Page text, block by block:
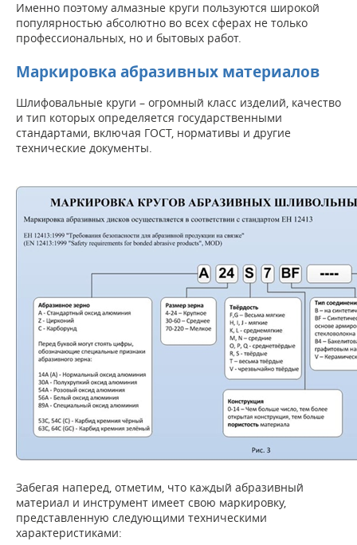
Именно поэтому алмазные круги пользуются широкой
популярностью абсолютно во всех сферах не только
профессиональных, но и бытовых работ.
Маркировка абразивных материалов
Шлифовальные круги – огромный класс изделий, качество
и тип которых определяется государственными
стандартами, включая ГОСТ, нормативы и другие
технические документы.
Забегая наперед, отметим, что каждый абразивный
материал и инструмент имеет свою маркировку,
представленную следующими техническими
характеристиками: